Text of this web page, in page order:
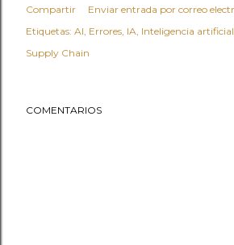
Compartir
Enviar entrada por correo
Etiquetas: AI Errores IA Inteligencia artificial
Supply Chain
COMENTARIOS